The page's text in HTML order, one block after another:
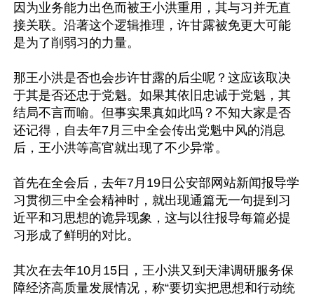
因为业务能力出色而被王小洪重用，其与习并无直
接关联。沿著这个逻辑推理，许甘露被免更大可能
是为了削弱习的力量。
那王小洪是否也会步许甘露的后尘呢？这应该取决
于其是否还忠于党魁。如果其依旧忠诚于党魁，其
结局不言而喻。但事实果真如此吗？不知大家是否
还记得，自去年7月三中全会传出党魁中风的消息
后，王小洪等高官就出现了不少异常。
首先在全会后，去年7月19日公安部网站新闻报导学
习贯彻三中全会精神时，就出现通篇无一句提到习
近平和习思想的诡异现象，这与以往报导每篇必提
习形成了鲜明的对比。
其次在去年10月15日，王小洪又到天津调研服务保
障经济高质量发展情况，称“要切实把思想和行动统